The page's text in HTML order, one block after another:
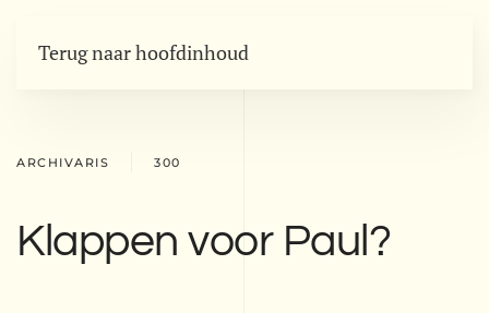
Terug naar hoofdinhoud
ARCHIVARIS 300
Klappen voor Paul?